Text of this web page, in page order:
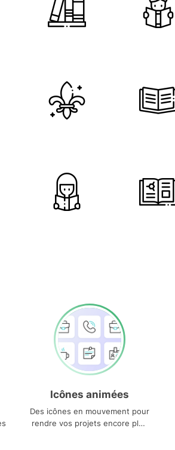
Icônes animées
Des icônes en mouvement pour
rendre vos projets encore plus